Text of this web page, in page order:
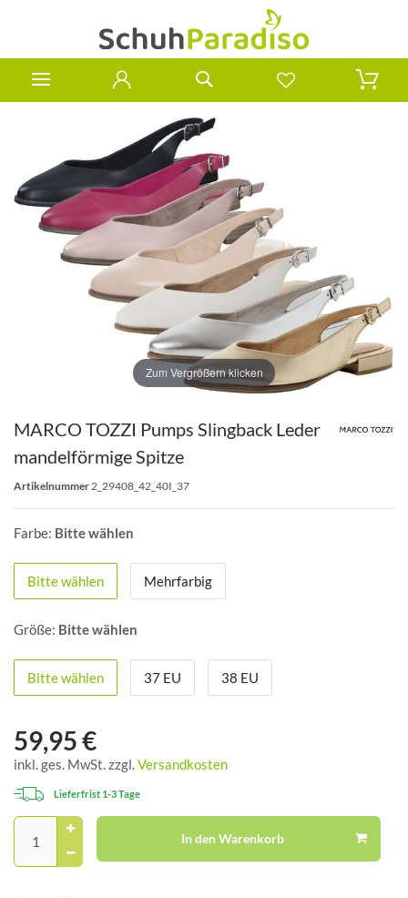
Zum Vergrößern klicken
MARCO TOZZI Pumps Slingback Leder
mandelförmige Spitze
Artikelnummer 2_29408_42_40I_37
Farbe: Bitte wählen
Bitte wählen Mehrfarbig
Größe: Bitte wählen
Bitte wählen 37 EU 38 EU
59,95 €
inkl. ges. MwSt. zzgl.Versandkosten
Lieferfrist 1-3 Tage
In den Warenkorb